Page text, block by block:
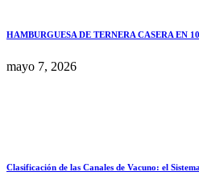
HAMBURGUESA DE TERNERA CASERA EN
mayo 7, 2026
Clasificación de las Canales de Vacuno: el